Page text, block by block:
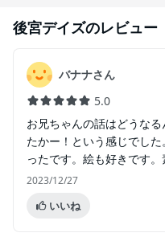
後宮デイズのレビュー
バナナさん
5.0
お兄ちゃんの話はどうな
たかー！という感じでし
ったです。絵も好きです。
2023/12/27
いいね